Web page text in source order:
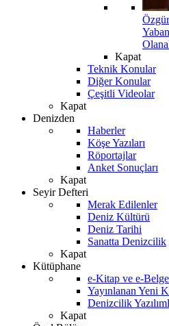
Kapat
Teknik Konular
Diğer Konular
Çeşitli Videolar
Kapat
Denizden
Haberler
Köşe Yazıları
Röportajlar
Anket Sonuçları
Kapat
Seyir Defteri
Merak Edilenler
Deniz Kültürü
Deniz Tarihi
Sanatta Denizcilik
Kapat
Kütüphane
e-Kitap ve e-Belge
Yayınlanan Yeni
Denizcilik
Kapat